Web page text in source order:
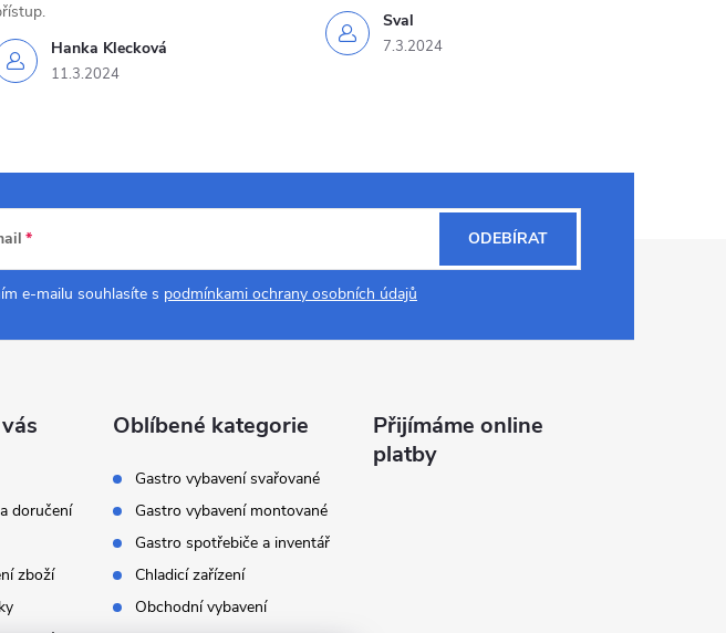
Hanka Klecková
11.3.2024
Sval
7.3.2024
e-mailu souhlasíte s podmínkami ochrany osobních údajů
ODEBÍRAT
doručení
zboží
Oblíbené kategorie
Gastro vybavení svařované
Gastro vybavení montované
Gastro spotřebiče a inventář
Chladicí zařízení
Obchodní vybavení
Přijímáme online
platby